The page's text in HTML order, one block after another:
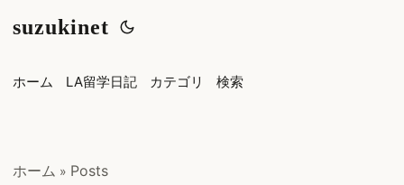
suzukinet
ホーム LA留学日記 カテゴリ 検索
ホーム » Posts